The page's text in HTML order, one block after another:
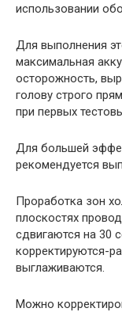
использовании
Для выполнения
максимальная
осторожность,
голову строго
при первых
Для большей
рекомендуется
Проработка зон
плоскостях
сдвигаются на 30
корректируются-
выглаживаются.
Можно